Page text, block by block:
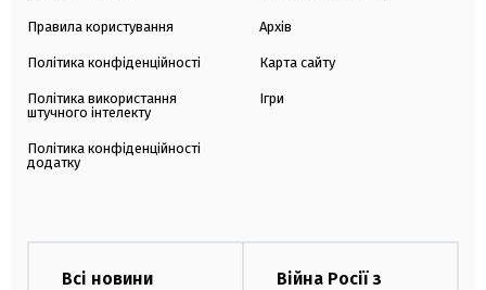
Правила користування
Політика конфіденційності
Політика використання
штучного інтелекту
Політика конфіденційності
додатку
Архів
Карта сайту
Ігри
Всі новини
Війна Росії з